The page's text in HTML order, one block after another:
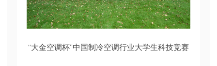
“大金空调杯”中国制冷空调行业大学生科技竞赛